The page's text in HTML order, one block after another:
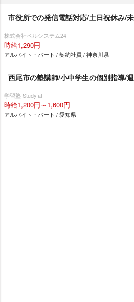
市役所での発信電話対応/土日祝休み/
株式会社ベルシステム24
時給1,290円
アルバイト・パート / 契約社員 / 神奈川県
西尾市の塾講師/小中学生の個別指導/
学習塾 Study at
時給1,200円～1,600円
アルバイト・パート / 愛知県